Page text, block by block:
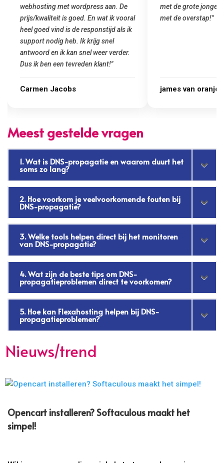
met de grote jongens en dus nu al blij
met de overstap!"
james van oranje
was meteen door
gemaakt. Top
Marcel Thijs
Meest gestelde vragen
1. Wat is DNS-propagatie en waarom duurt het
soms zo lang?
2. Hoe voorkom je veelvoorkomende fouten bij
DNS-propagatie?
3. Welke tools helpen direct bij het monitoren
van DNS-propagatie?
4. Wat zijn de beste tips om DNS-
propagatieproblemen direct te voorkomen?
5. Hoe kan Flexahosting helpen bij DNS-
propagatieproblemen?
Nieuws/trend
Opencart installeren? Softaculous maakt het
simpel!